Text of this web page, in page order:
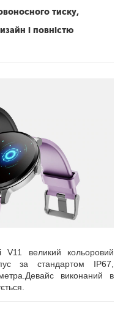
тиску,
і повністю
V11 великий кольоровий
за стандартом IP67,
виконаний в